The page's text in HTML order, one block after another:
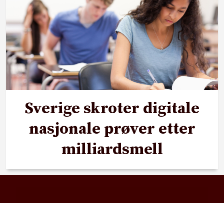
Sverige skroter digitale
nasjonale prøver etter
milliardsmell